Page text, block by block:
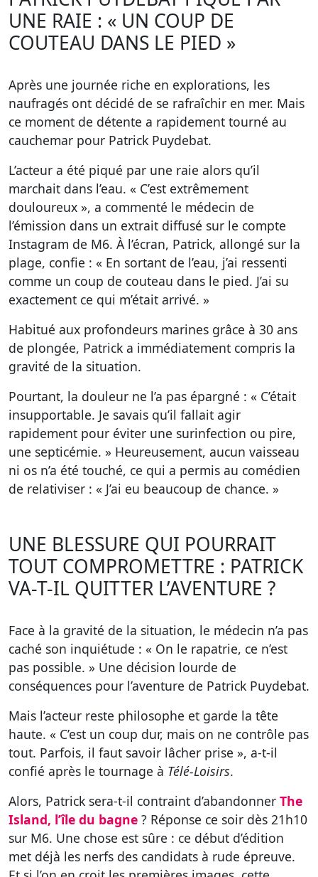
UNE RAIE : « UN COUP DE
COUTEAU DANS LE PIED »
Après une journée riche en explorations, les
naufragés ont décidé de se rafraîchir en mer. Mais
ce moment de détente a rapidement tourné au
cauchemar pour Patrick Puydebat.
L’acteur a été piqué par une raie alors qu’il
marchait dans l’eau. « C’est extrêmement
douloureux », a commenté le médecin de
l’émission dans un extrait diffusé sur le compte
Instagram de M6. À l’écran, Patrick, allongé sur la
plage, confie : « En sortant de l’eau, j’ai ressenti
comme un coup de couteau dans le pied. J’ai su
exactement ce qui m’était arrivé. »
Habitué aux profondeurs marines grâce à 30 ans
de plongée, Patrick a immédiatement compris la
gravité de la situation.
Pourtant, la douleur ne l’a pas épargné : « C’était
insupportable. Je savais qu’il fallait agir
rapidement pour éviter une surinfection ou pire,
une septicémie. » Heureusement, aucun vaisseau
ni os n’a été touché, ce qui a permis au comédien
de relativiser : « J’ai eu beaucoup de chance. »
UNE BLESSURE QUI POURRAIT
TOUT COMPROMETTRE : PATRICK
VA-T-IL QUITTER L’AVENTURE ?
Face à la gravité de la situation, le médecin n’a pas
caché son inquiétude : « On le rapatrie, ce n’est
pas possible. » Une décision lourde de
conséquences pour l’aventure de Patrick Puydebat.
Mais l’acteur reste philosophe et garde la tête
haute. « C’est un coup dur, mais on ne contrôle pas
tout. Parfois, il faut savoir lâcher prise », a-t-il
confié après le tournage à Télé-Loisirs.
Alors, Patrick sera-t-il contraint d’abandonner The
Island, l’île du bagne ? Réponse ce soir dès 21h10
sur M6. Une chose est sûre : ce début d’édition
met déjà les nerfs des candidats à rude épreuve.